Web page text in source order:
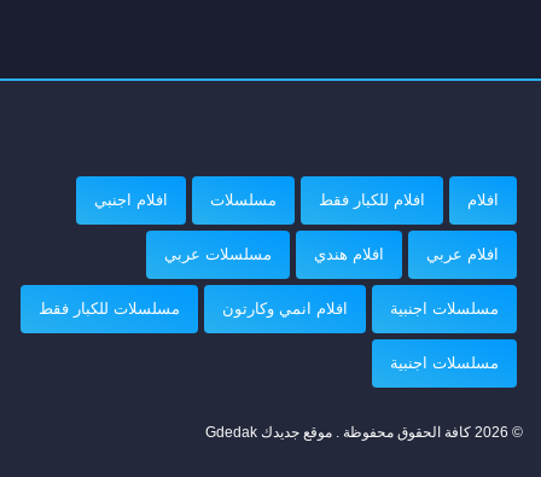
افلام افلام للكبار فقط مسلسلات افلام اجنبي
افلام عربي افلام هندي مسلسلات عربي
مسلسلات اجنبية افلام انمي وكارتون مسلسلات للكبار فقط
مسلسلات اجنبية
© 2026 كافة الحقوق محفوظة . موقع جديدك Gdedak